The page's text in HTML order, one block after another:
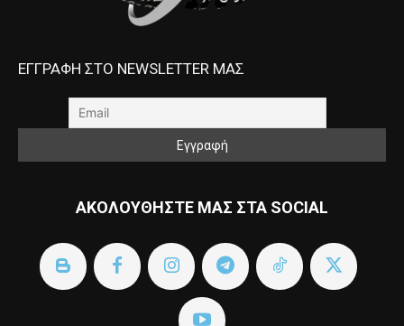
ΕΓΓΡΑΦΗ ΣΤΟ NEWSLETTER ΜΑΣ
ΑΚΟΛΟΥΘΗΣΤΕ ΜΑΣ ΣΤΑ SOCIAL